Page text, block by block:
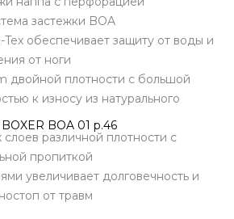
застежки BOA
обеспечивает защиту от воды и
от ноги
двойной плотности с большой
к износу из натурального
слоев различной плотности с
пропиткой
увеличивает долговечность и
от травм